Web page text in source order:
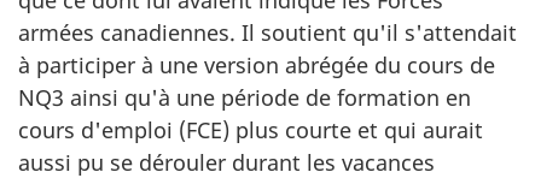
armées canadiennes. Il soutient qu'il s'attendait
à participer à une version abrégée du cours de
NQ3 ainsi qu'à une période de formation en
cours d'emploi (FCE) plus courte et qui aurait
aussi pu se dérouler durant les vacances